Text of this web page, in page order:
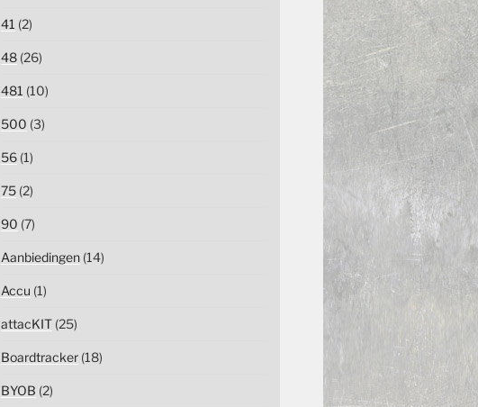
41 (2)
48(26)
481 (10)
500 (3)
56(1)
75(2)
90 (7)
Aanbiedingen(14)
Accu (1)
attacKIT(25)
Boardtracker(18)
BYOB (2)